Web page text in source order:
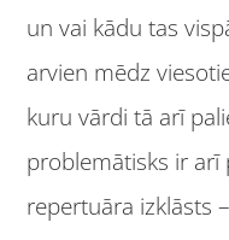
un vai kādu tas
arvien mēdz
kuru vārdi tā arī
problemātisks ir arī
repertuāra izklāsts